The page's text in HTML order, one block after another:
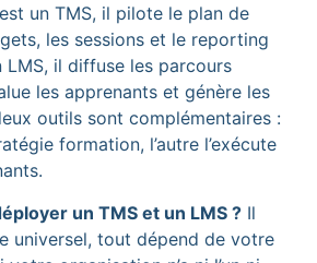
un TMS, il pilote le plan de
les sessions et le reporting
LMS, il diffuse les parcours
les apprenants et génère les
outils sont complémentaires :
formation, l’autre l’exécute
un TMS et un LMS ? Il
universel, tout dépend de votre